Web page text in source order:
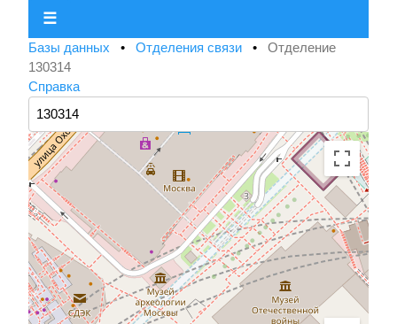
☰
Базы данных • Отделения связи • Отделение
130314
Справка